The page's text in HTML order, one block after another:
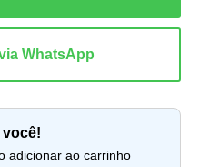
você!
adicionar ao carrinho